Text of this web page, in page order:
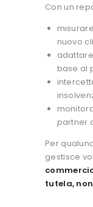
Con un
nuovo
base al
partner
Per
gestisce
tutela,